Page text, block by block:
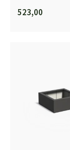
523,00